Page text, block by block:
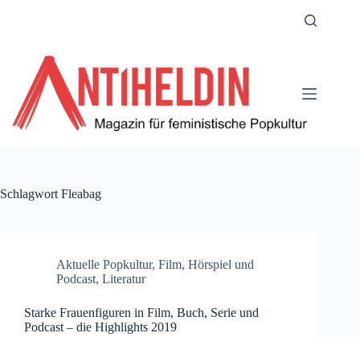
Schlagwort Fleabag
Aktuelle Popkultur, Film, Hörspiel und
Podcast, Literatur
Starke Frauenfiguren in Film, Buch, Serie und
Podcast – die Highlights 2019